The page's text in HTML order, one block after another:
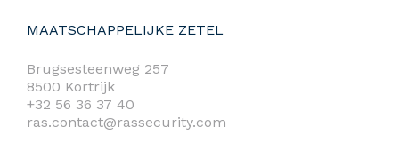
MAATSCHAPPELIJKE ZETEL
Brugsesteenweg 257
8500 Kortrijk
+32 56 36 37 40
ras.contact@rassecurity.com